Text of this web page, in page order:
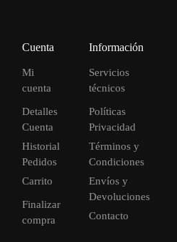
Cuenta
Mi
cuenta
Detalles
Cuenta
Historial
Pedidos
Carrito
Finalizar
compra
Información
Servicios
técnicos
Políticas
Privacidad
Términos y
Condiciones
Envíos y
Devoluciones
Contacto